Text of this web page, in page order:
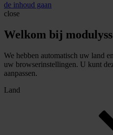
de inhoud gaan
close
Welkom bij modulyss
We hebben automatisch uw land
uw browserinstellingen. U kunt
aanpassen.
Land